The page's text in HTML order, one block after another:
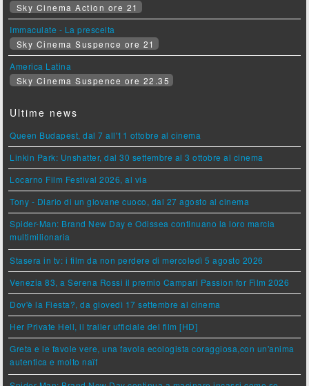
Sky Cinema Action ore 21
Immaculate - La prescelta
Sky Cinema Suspence ore 21
America Latina
Sky Cinema Suspence ore 22.35
Ultime news
Queen Budapest, dal 7 all'11 ottobre al cinema
Linkin Park: Unshatter, dal 30 settembre al 3 ottobre al cinema
Locarno Film Festival 2026, al via
Tony - Diario di un giovane cuoco, dal 27 agosto al cinema
Spider-Man: Brand New Day e Odissea continuano la loro marcia
multimilionaria
Stasera in tv: i film da non perdere di mercoledì 5 agosto 2026
Venezia 83, a Serena Rossi il premio Campari Passion for Film 2026
Dov'è la Fiesta?, da giovedì 17 settembre al cinema
Her Private Hell, il trailer ufficiale del film [HD]
Greta e le favole vere, una favola ecologista coraggiosa,con un'anima
autentica e molto naïf